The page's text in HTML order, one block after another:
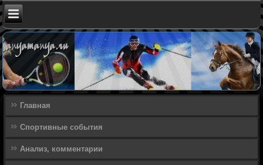
Главная
Спортивные события
Анализ, комментарии